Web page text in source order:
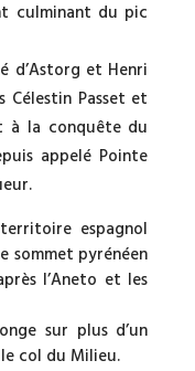
culminant du pic
d’Astorg et Henri
Célestin Passet et
à la conquête du
appelé Pointe
espagnol
sommet pyrénéen
l’Aneto et les
sur plus d’un
col du Milieu.